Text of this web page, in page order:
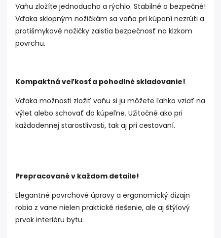
Vaňu zložíte jednoducho a rýchlo. Stabilné a bezpečné!
Vďaka sklopným nožičkám sa vaňa pri kúpaní nezrúti a
protišmykové nožičky zaistia bezpečnosť na klzkom
povrchu.
Kompaktná veľkosť a pohodlné skladovanie!
Vďaka možnosti zložiť vaňu si ju môžete ľahko vziať na
výlet alebo schovať do kúpeľne. Užitočné ako pri
každodennej starostlivosti, tak aj pri cestovaní.
Prepracované v každom detaile!
Elegantné povrchové úpravy a ergonomický dizajn
robia z vane nielen praktické riešenie, ale aj štýlový
prvok interiéru bytu.